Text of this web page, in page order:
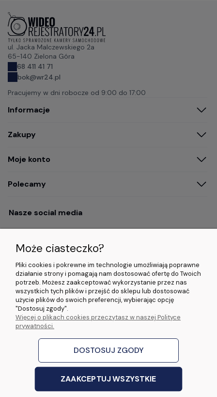
ul. Jacka Malczewskiego 2a
65-140 Zielona Góra
68 411 41 71
bok@wr24.pl
Pracujemy w dni robocze od 9:00 do 17:00
Informacje
Zakupy
Moje konto
Polecamy
Nasze social media
Opinie i wyróżnienia
5.0/5.0 (5000+
opinii)
5.0/5.0 (5000+
opinii)
4.9/5.0 (120+
opinii)
© 2026 www.wideorejestratory24.pl. Wszelkie prawa zastrzeżone.
Sklep własności firmy ZOYA LAB Arkadiusz Dawid Lorenz
ul. Jacka Malczewskiego 2A, 65-140 Zielona Góra NIP: 9730587206 REGON:
Sklep internetowy Shoper Premium
Może ciasteczko?
Pliki cookies i pokrewne im technologie umożliwiają poprawne
działanie strony i pomagają nam dostosować ofertę do Twoich
potrzeb. Możesz zaakceptować wykorzystanie przez nas
wszystkich tych plików i przejść do sklepu lub dostosować
użycie plików do swoich preferencji, wybierając opcję
"Dostosuj zgody".
Więcej o plikach cookies przeczytasz w naszej Polityce
prywatności.
DOSTOSUJ ZGODY
ZAAKCEPTUJ WSZYSTKIE